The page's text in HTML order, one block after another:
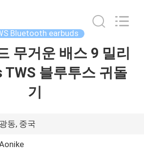
Bluetooth earbuds
무거운 배스 9 밀리
TWS 블루투스 귀돌
기
광동, 중국